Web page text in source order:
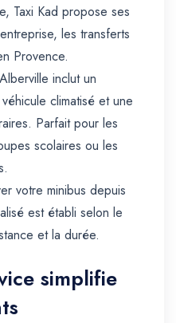
Taxi Kad propose ses
les transferts
Provence.
inclut un
climatisé et une
Parfait pour les
scolaires ou les
votre minibus depuis
est établi selon le
et la durée.
simplifie